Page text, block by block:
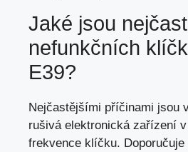
Jaké jsou
nefunkčních
E39?
Nejčastějšími příčinami jsou
rušivá elektronická zařízení
frekvence klíčku.